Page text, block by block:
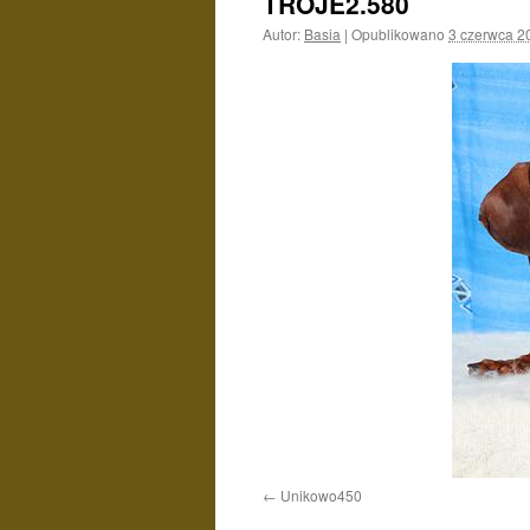
Autor: Basia | Opublikowano 3 czerwca
Unikowo450